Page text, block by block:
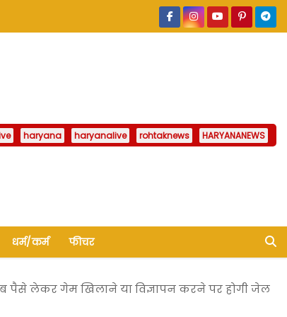
haryana haryanalive rohtaknews HARYANANEWS
धर्म/कर्म फीचर
पैसे लेकर गेम खिलाने या विज्ञापन करने पर होगी जेल